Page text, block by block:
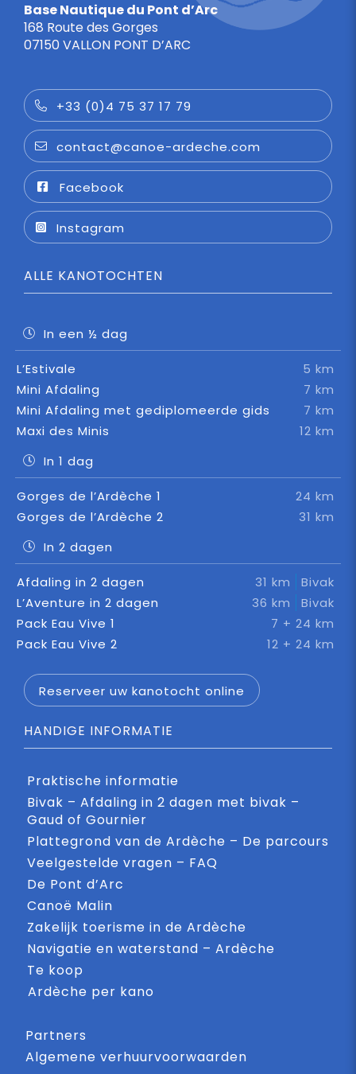
Base Nautique du Pont d’Arc
168 Route des Gorges
07150 VALLON PONT D’ARC
+33 (0)4 75 37 17 79
contact@canoe-ardeche.com
Facebook
Instagram
ALLE KANOTOCHTEN
In een ½ dag
L’Estivale
5 km
Mini Afdaling
7 km
Mini Afdaling met gediplomeerde gids
7 km
Maxi des Minis
12 km
In 1 dag
Gorges de l’Ardèche 1
24 km
Gorges de l’Ardèche 2
31 km
In 2 dagen
Afdaling in 2 dagen 31 km
Bivak
L’Aventure in 2 dagen
36 km
Bivak
Pack Eau Vive 1
7 + 24 km
Pack Eau Vive 2
12 + 24 km
Reserveer uw kanotocht online
HANDIGE INFORMATIE
Praktische informatie
Bivak – Afdaling in 2 dagen met bivak –
Gaud of Gournier
Plattegrond van de Ardèche – De parcours
Veelgestelde vragen – FAQ
De Pont d’Arc
Canoë Malin
Zakelijk toerisme in de Ardèche
Navigatie en waterstand – Ardèche
Te koop
Ardèche per kano
Partners
Algemene verhuurvoorwaarden